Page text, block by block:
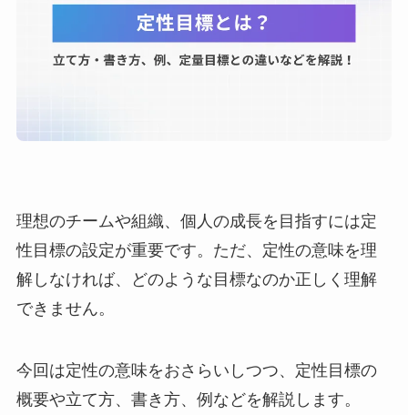
理想のチームや組織、個人の成長を目指すには定
性目標の設定が重要です。ただ、定性の意味を理
解しなければ、どのような目標なのか正しく理解
できません。
今回は定性の意味をおさらいしつつ、定性目標の
概要や立て方、書き方、例などを解説します。